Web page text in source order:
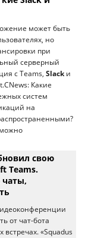
может быть
но
при
серверный
с Teams, Slackи
Какие
систем
на
свою
Teams.
от чат-бота
«Squadus